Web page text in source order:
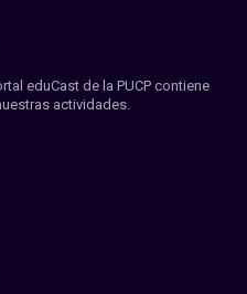
eduCast de la PUCP contiene
actividades.